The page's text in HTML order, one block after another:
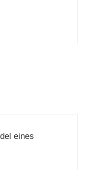
eines